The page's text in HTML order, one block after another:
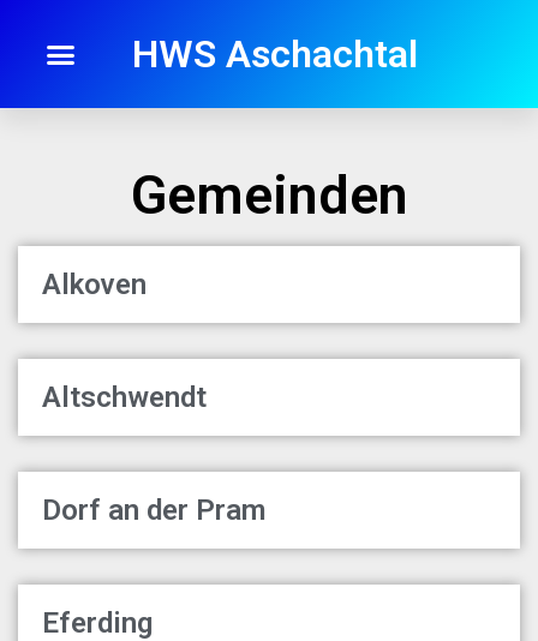
HWS Aschachtal
Gemeinden
Alkoven
Altschwendt
Dorf an der Pram
Eferding